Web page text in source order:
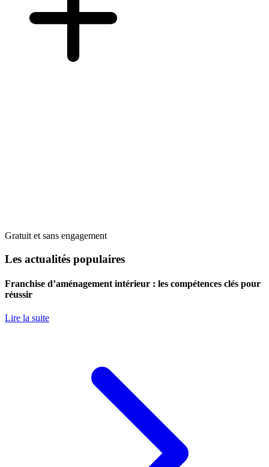
Gratuit et sans engagement
Les actualités populaires
Franchise d’aménagement intérieur : les compétences clés pour
réussir
Lire la suite